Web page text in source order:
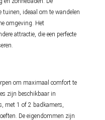
tuinen, ideaal om te wandelen
omgeving. Het
attractie, die een perfecte
om maximaal comfort te
zijn beschikbaar in
met 1 of 2 badkamers,
De eigendommen zijn